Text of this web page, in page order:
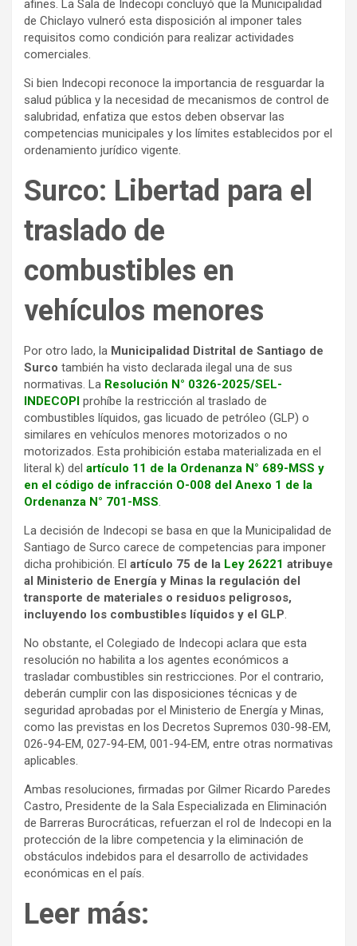
afines. La Sala de Indecopi concluyó que la Municipalidad
de Chiclayo vulneró esta disposición al imponer tales
requisitos como condición para realizar actividades
comerciales.
Si bien Indecopi reconoce la importancia de resguardar la
salud pública y la necesidad de mecanismos de control de
salubridad, enfatiza que estos deben observar las
competencias municipales y los límites establecidos por el
ordenamiento jurídico vigente.
Surco: Libertad para el
traslado de
combustibles en
vehículos menores
Por otro lado, la Municipalidad Distrital de Santiago de
Surco también ha visto declarada ilegal una de sus
normativas. La Resolución N° 0326-2025/SEL-
INDECOPI prohíbe la restricción al traslado de
combustibles líquidos, gas licuado de petróleo (GLP) o
similares en vehículos menores motorizados o no
motorizados. Esta prohibición estaba materializada en el
literal k) del artículo 11 de la Ordenanza N° 689-MSS y
en el código de infracción O-008 del Anexo 1 de la
Ordenanza N° 701-MSS.
La decisión de Indecopi se basa en que la Municipalidad de
Santiago de Surco carece de competencias para imponer
dicha prohibición. El artículo 75 de la Ley 26221 atribuye
al Ministerio de Energía y Minas la regulación del
transporte de materiales o residuos peligrosos,
incluyendo los combustibles líquidos y el GLP.
No obstante, el Colegiado de Indecopi aclara que esta
resolución no habilita a los agentes económicos a
trasladar combustibles sin restricciones. Por el contrario,
deberán cumplir con las disposiciones técnicas y de
seguridad aprobadas por el Ministerio de Energía y Minas,
como las previstas en los Decretos Supremos 030-98-EM,
026-94-EM, 027-94-EM, 001-94-EM, entre otras normativas
aplicables.
Ambas resoluciones, firmadas por Gilmer Ricardo Paredes
Castro, Presidente de la Sala Especializada en Eliminación
de Barreras Burocráticas, refuerzan el rol de Indecopi en la
protección de la libre competencia y la eliminación de
obstáculos indebidos para el desarrollo de actividades
económicas en el país.
Leer más: